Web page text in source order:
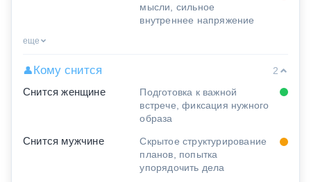
мысли, сильное
внутреннее напряжение
еще
👤Кому снится
2
Снится женщине
Подготовка к важной
встрече, фиксация нужного
образа
Снится мужчине
Скрытое структурирование
планов, попытка
упорядочить дела